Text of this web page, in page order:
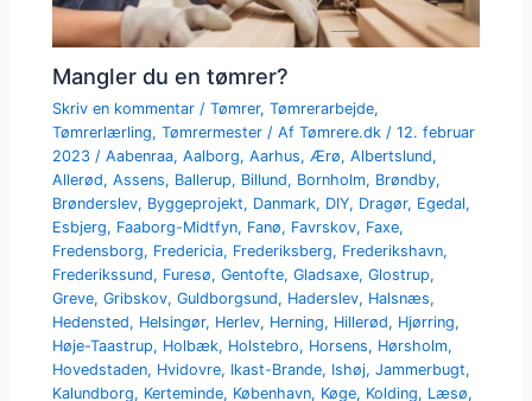
Mangler du en tømrer?
Skriv en kommentar /Tømrer,Tømrerarbejde,
Tømrerlærling,Tømrermester / AfTømrere.dk/12. februar
2023/Aabenraa,Aalborg,Aarhus,Ærø,Albertslund,
Allerød,Assens, Ballerup, Billund, Bornholm, Brøndby,
Brønderslev, Byggeprojekt, Danmark, DIY, Dragør, Egedal,
Esbjerg, Faaborg-Midtfyn, Fanø, Favrskov, Faxe,
Fredensborg, Fredericia, Frederiksberg, Frederikshavn,
Frederikssund, Furesø,Gentofte,Gladsaxe,Glostrup,
Greve,Gribskov,Guldborgsund, Haderslev, Halsnæs,
Hedensted, Helsingør, Herlev, Herning, Hillerød, Hjørring,
Høje-Taastrup, Holbæk, Holstebro, Horsens, Hørsholm,
Hovedstaden, Hvidovre, Ikast-Brande, Ishøj,Jammerbugt,
Kalundborg, Kerteminde, København, Køge, Kolding, Læsø,